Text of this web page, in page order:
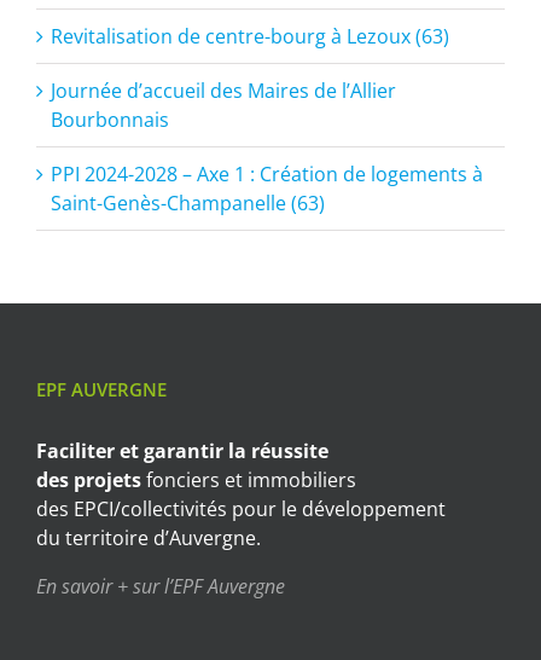
Revitalisation de centre-bourg à Lezoux (63)
Journée d’accueil des Maires de l’Allier
Bourbonnais
PPI 2024-2028 – Axe 1 : Création de logements à
Saint-Genès-Champanelle (63)
EPF AUVERGNE
Faciliter et garantir la réussite
des projetsfonciers et immobiliers
des EPCI/collectivités pour le développement
du territoire d’Auvergne.
En savoir + sur l’EPF Auvergne